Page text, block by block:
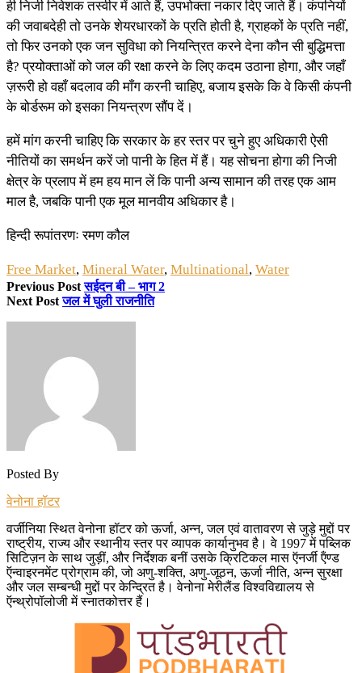
ही निजी निवेशक तस्वीर में आते हैं, उपभोक्ता नकार दिए जाते हैं। कंपनियों
की जवाबदेही तो उनके शेयरधारकों के प्रति होती है, ग्राहकों के प्रति नहीं,
तो फिर उनको एक जन सुविधा को नियन्त्रित करने देना कौन सी बुद्धिमत्ता
है? प्रयोक्ताओं को जल की रक्षा करने के लिए कदम उठाना होगा, और जहाँ
ज़रूरी हो वहाँ बदलाव की माँग करनी चाहिए, बजाय इसके कि वे किसी कंपनी
के बोर्डरूम को इसका नियन्त्रण सौंप दें।
हमें मांग करनी चाहिए कि सरकार के हर स्तर पर चुने हुए अधिकारी ऐसी
नीतियों का समर्थन करें जो पानी के हित में हैं। यह सोचना होगा की निजी
क्षेत्र के प्रलाप में हम हय मान लें कि पानी अन्य सामान की तरह एक आम
माल है, जबकि पानी एक मूल मानवीय अधिकार है।
हिन्दी रूपांतरणः रमण कौल
Free Market, Mineral Water, Multinational, Water
Previous Post सईदन बी – भाग 2
Next Post जल में घुली राजनीति
Posted By
वेनोना हॉटर
वर्जीनिया स्थित वेनोना हॉटर को ऊर्जा, अन्न, जल एवं वातावरण से जुड़े मुद्दों पर
राष्ट्रीय, राज्य और स्थानीय स्तर पर व्यापक कार्यानुभव है। वे 1997 में पब्लिक
सिटिज़न के साथ जुड़ीं, और निर्देशक बनीं उसके क्रिटिकल मास ऍनर्जी ऍंण्ड
ऍन्वाइरनमेंट प्रोग्राम की, जो अणु-शक्ति, अणु-जूठन, ऊर्जा नीति, अन्न सुरक्षा
और जल सम्बन्धी मुद्दों पर केन्द्रित है। वेनोना मेरीलैंड विश्वविद्यालय से
ऍन्थ्रोपॉलोजी में स्नातकोत्तर हैं।